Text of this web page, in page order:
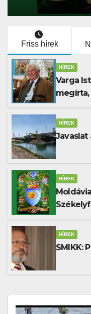
Friss hírek
HÍREK
Varga
HÍREK
Javaslat
HÍREK
HÍREK
SMIKK: